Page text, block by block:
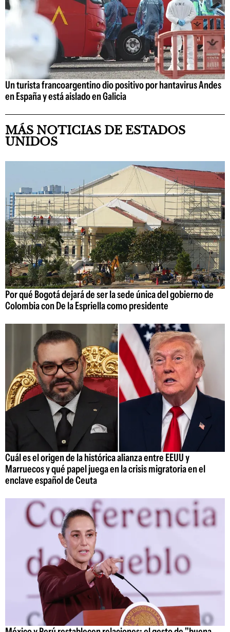
Un turista francoargentino dio positivo por hantavirus Andes
en España y está aislado en Galicia
MÁS NOTICIAS DE ESTADOS
UNIDOS
Por qué Bogotá dejará de ser la sede única del gobierno de
Colombia con De la Espriella como presidente
Cuál es el origen de la histórica alianza entre EEUU y
Marruecos y qué papel juega en la crisis migratoria en el
enclave español de Ceuta